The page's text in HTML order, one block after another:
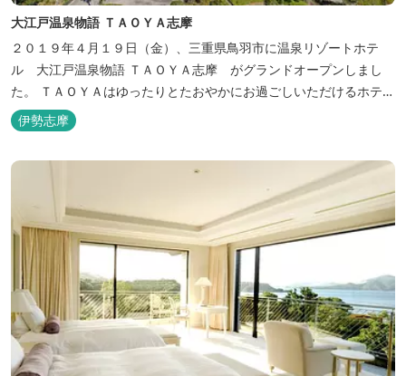
大江戸温泉物語 ＴＡＯＹＡ志摩
２０１９年４月１９日（金）、三重県鳥羽市に温泉リゾートホテ
ル 大江戸温泉物語 ＴＡＯＹＡ志摩 がグランドオープンしまし
た。 ＴＡＯＹＡはゆったりとたおやかにお過ごしいただけるホテル
を目指し、カキの産地の鳥羽市浦村町にオープンしました。 目の前
は太平洋に注ぐ伊勢湾の海の風景が広がり、後背は山に囲まれ、自
然豊かな環境で、正にゆったりとたおやかに時が流れています。
伊勢志摩